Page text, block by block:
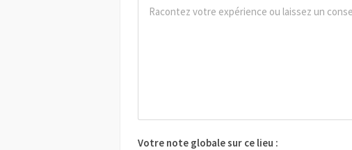
Votre note globale sur ce lieu :